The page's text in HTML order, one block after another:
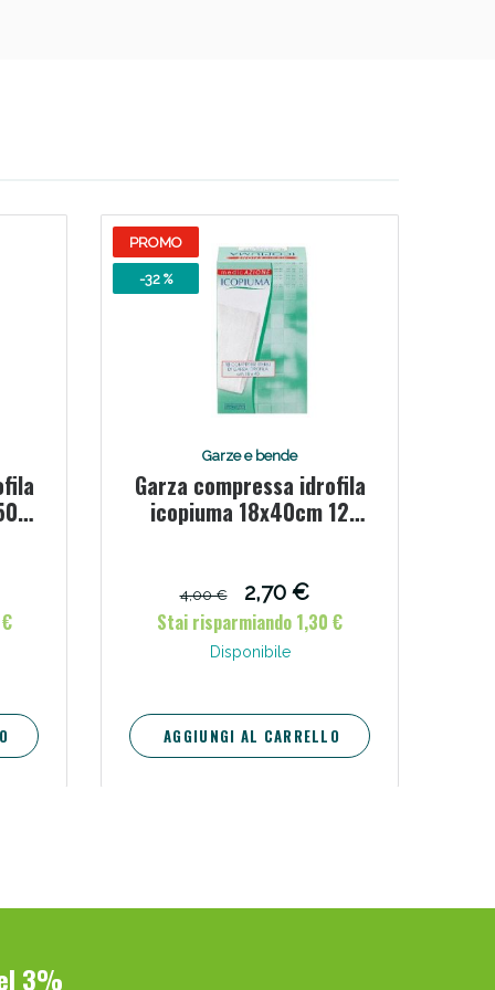
PROMO
-32 %
Garze e bende
Garza compressa idrofila
icopiuma 18x40cm 12
4,00 €
2,70 €
Stai risparmiando 1,30 €
Disponibile
AGGIUNGI AL CARRELLO
3%